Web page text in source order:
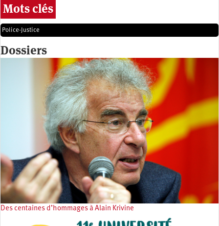
Mots clés
Police-Justice
Dossiers
Des centaines d’hommages à Alain Krivine